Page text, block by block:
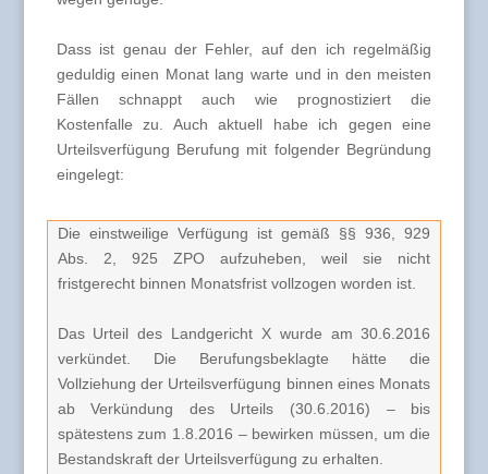
Dass ist genau der Fehler, auf den ich regelmäßig
geduldig einen Monat lang warte und in den meisten
Fällen schnappt auch wie prognostiziert die
Kostenfalle zu. Auch aktuell habe ich gegen eine
Urteilsverfügung Berufung mit folgender Begründung
eingelegt:
Die einstweilige Verfügung ist gemäß §§ 936, 929
Abs. 2, 925 ZPO aufzuheben, weil sie nicht
fristgerecht binnen Monatsfrist vollzogen worden ist.
Das Urteil des Landgericht X wurde am 30.6.2016
verkündet. Die Berufungsbeklagte hätte die
Vollziehung der Urteilsverfügung binnen eines Monats
ab Verkündung des Urteils (30.6.2016) – bis
spätestens zum 1.8.2016 – bewirken müssen, um die
Bestandskraft der Urteilsverfügung zu erhalten.